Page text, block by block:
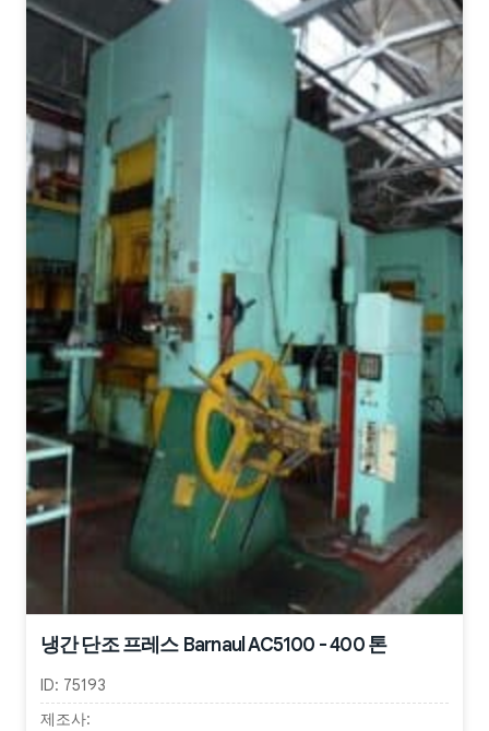
냉간 단조 프레스 Barnaul AC5100 - 400 톤
ID: 75193
제조사: